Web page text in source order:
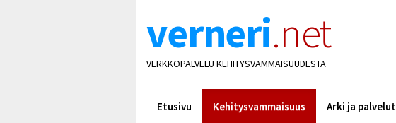
verneri.net
VERKKOPALVELU KEHITYSVAMMAISUUDESTA
Etusivu Kehitysvammaisuus Arki ja palvelut